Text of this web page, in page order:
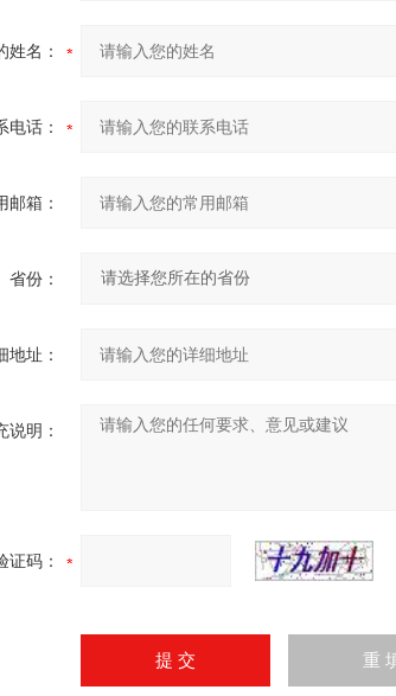
姓名：
电话：
邮箱：
省份：
地址：
说明：
证码：